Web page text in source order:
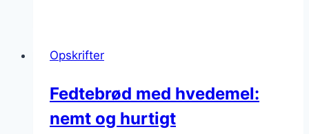
Opskrifter
Fedtebrød med hvedemel:
nemt og hurtigt